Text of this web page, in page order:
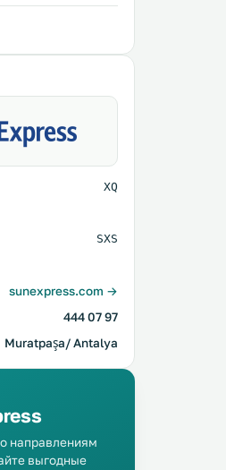
XQ
SXS
sunexpress.com →
444 07 97
Muratpaşa/ Antalya
направлениям
выгодные